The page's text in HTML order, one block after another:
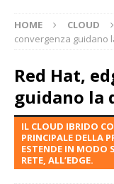
HOME CLOUD
convergenza guidano
Red Hat,
guidano la
IL CLOUD IBRIDO
PRINCIPALE DELLA
ESTENDE IN MODO
RETE, ALL’EDGE.